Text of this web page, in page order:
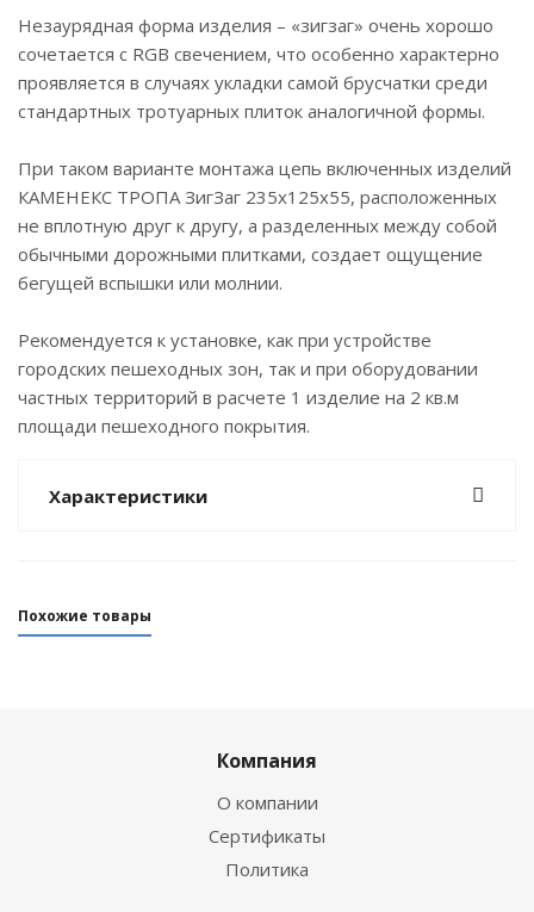
Незаурядная форма изделия – «зигзаг» очень хорошо
сочетается с RGB свечением, что особенно характерно
проявляется в случаях укладки самой брусчатки среди
стандартных тротуарных плиток аналогичной формы.
При таком варианте монтажа цепь включенных изделий
КАМЕНЕКС ТРОПА ЗигЗаг 235х125х55, расположенных
не вплотную друг к другу, а разделенных между собой
обычными дорожными плитками, создает ощущение
бегущей вспышки или молнии.
Рекомендуется к установке, как при устройстве
городских пешеходных зон, так и при оборудовании
частных территорий в расчете 1 изделие на 2 кв.м
площади пешеходного покрытия.
Характеристики
Похожие товары
Компания
О компании
Сертификаты
Политика